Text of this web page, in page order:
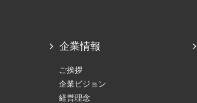
企業情報
ご挨拶
企業ビジョン
経営理念